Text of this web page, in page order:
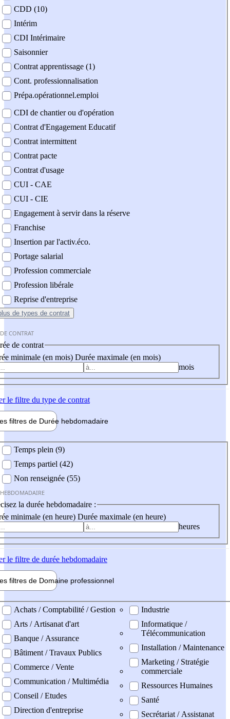
CDD (10)
Intérim
CDI Intérimaire
Saisonnier
Contrat apprentissage (1)
Cont. professionnalisation
Prépa.opérationnel.emploi
CDI de chantier ou d'opération
Contrat d'Engagement Educatif
Contrat intermittent
Contrat pacte
Contrat d'usage
CUI - CAE
CUI - CIE
Engagement à servir dans la réserve
Franchise
Insertion par l'activ.éco.
Portage salarial
Profession commerciale
Profession libérale
Reprise d'entreprise
de types de contrat
CONTRAT
de contrat
minimale (en mois) Durée maximale (en mois)
mois
le filtre du type de contrat
filtres de Durée hebdomadaire
Temps plein (9)
Temps partiel (42)
Non renseignée (55)
la durée hebdomadaire :
minimale (en heure) Durée maximale (en heure)
heures
le filtre de durée hebdomadaire
filtres de Domaine professionnel
professionel
Achats / Comptabilité / Gestion
Arts / Artisanat d'art
Banque / Assurance
Bâtiment / Travaux Publics
Commerce / Vente
Communication / Multimédia
Conseil / Etudes
Direction d'entreprise
Industrie
Informatique /
Télécommunication
Installation / Maintenance
Marketing / Stratégie
commerciale
Ressources Humaines
Santé
Secrétariat / Assistanat